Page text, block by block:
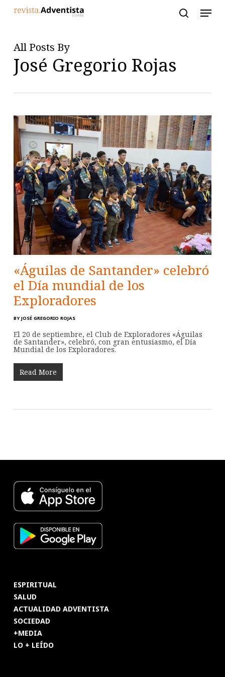
contentAll Posts By
José Gregorio Rojas
«Águilas de Santander» celebró
el Día mundial de los
Exploradores
BY JOSÉ GREGORIO ROJAS
El 20 de septiembre, el Club de Exploradores «Águilas
de Santander», celebró, con gran entusiasmo, el Día
Mundial de los Exploradores.
Read More
ESPIRITUAL
SALUD
ACTUALIDAD ADVENTISTA
SOCIEDAD
+MEDIA
LO + LEÍDO